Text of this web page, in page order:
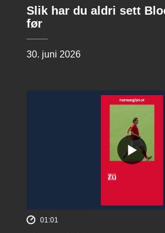
Slik har du aldri sett
før
30. juni 2026
01:01